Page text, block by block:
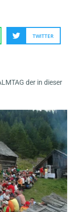
TWITTER
der in dieser